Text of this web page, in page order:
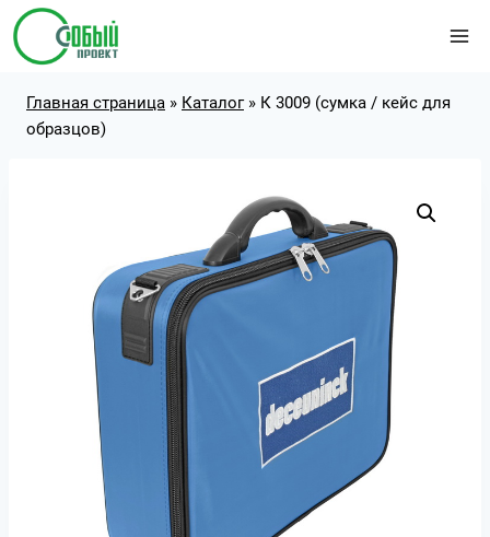
Перейти
содержимому
Главная страница » Каталог» К 3009 (сумка / кейс для
образцов)